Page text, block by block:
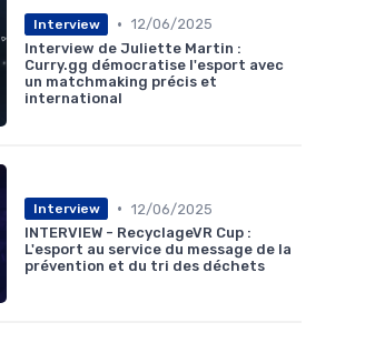
Interview • 12/06/2025
Interview de Juliette Martin :
Curry.gg démocratise l'esport avec
un matchmaking précis et
international
Interview • 12/06/2025
INTERVIEW - RecyclageVR Cup :
L'esport au service du message de la
prévention et du tri des déchets